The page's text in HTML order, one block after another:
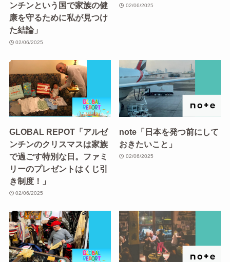
ンチンという国で家族の健
康を守るために私が見つけ
た結論」
02/06/2025
02/06/2025
GLOBAL REPOT「アルゼ
ンチンのクリスマスは家族
で過ごす特別な日。ファミ
リーのプレゼントはくじ引
き制度！」
02/06/2025
note「日本を発つ前にして
おきたいこと」
02/06/2025